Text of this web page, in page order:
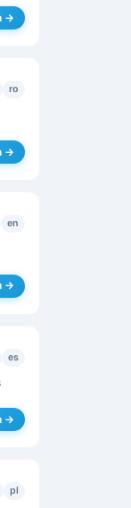
→
ro
→
en
→
es
→
pl